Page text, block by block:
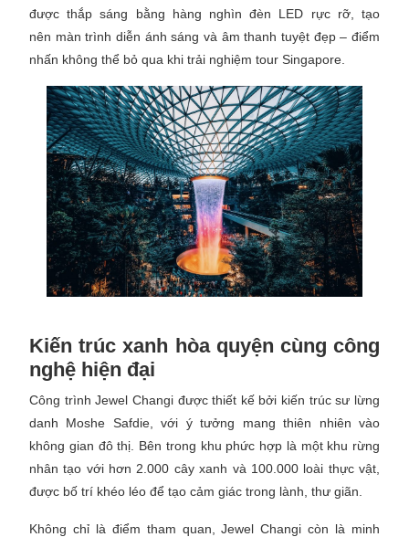
được thắp sáng bằng hàng nghìn đèn LED rực rỡ, tạo
nên màn trình diễn ánh sáng và âm thanh tuyệt đẹp – điểm
nhấn không thể bỏ qua khi trải nghiệm tour Singapore.
Kiến trúc xanh hòa quyện cùng công
nghệ hiện đại
Công trình Jewel Changi được thiết kế bởi kiến trúc sư lừng
danh Moshe Safdie, với ý tưởng mang thiên nhiên vào
không gian đô thị. Bên trong khu phức hợp là một khu rừng
nhân tạo với hơn 2.000 cây xanh và 100.000 loài thực vật,
được bố trí khéo léo để tạo cảm giác trong lành, thư giãn.
Không chỉ là điểm tham quan, Jewel Changi còn là minh